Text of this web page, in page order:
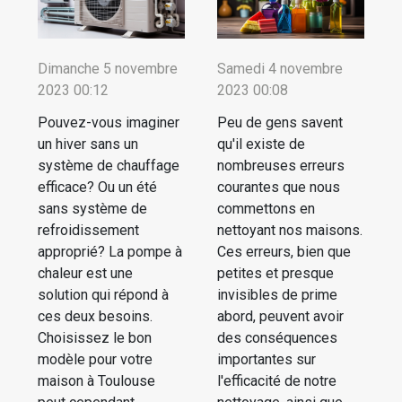
Dimanche 5 novembre
2023 00:12
Pouvez-vous imaginer
un hiver sans un
système de chauffage
efficace? Ou un été
sans système de
refroidissement
approprié? La pompe à
chaleur est une
solution qui répond à
ces deux besoins.
Choisissez le bon
modèle pour votre
maison à Toulouse
Samedi 4 novembre
2023 00:08
Peu de gens savent
qu'il existe de
nombreuses erreurs
courantes que nous
commettons en
nettoyant nos maisons.
Ces erreurs, bien que
petites et presque
invisibles de prime
abord, peuvent avoir
des conséquences
importantes sur
l'efficacité de notre